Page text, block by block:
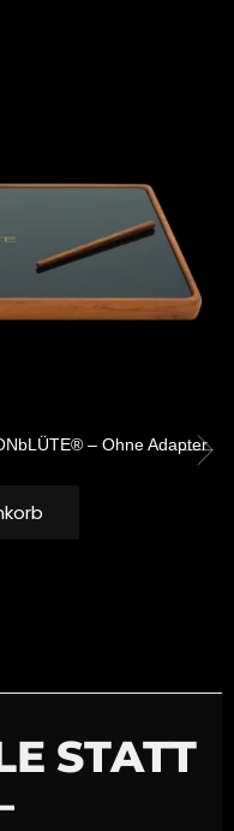
– Ohne Adapter
STATT